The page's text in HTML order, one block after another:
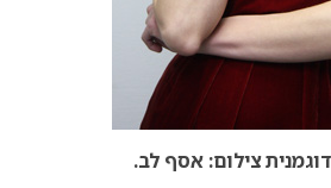
צילום: אסף לב.